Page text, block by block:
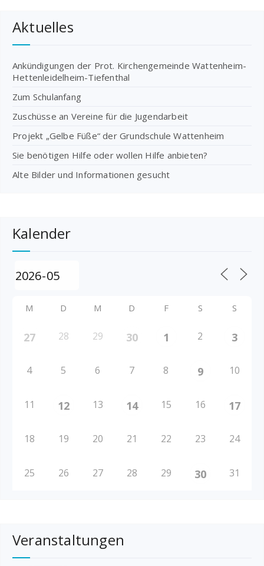
Aktuelles
Ankündigungen der Prot. Kirchengemeinde Wattenheim-
Hettenleidelheim-Tiefenthal
Zum Schulanfang
Zuschüsse an Vereine für die Jugendarbeit
Projekt „Gelbe Füße“ der Grundschule Wattenheim
Sie benötigen Hilfe oder wollen Hilfe anbieten?
Alte Bilder und Informationen gesucht
Kalender
M D M D F S S
27 28 29 30 1 2 3
4 5 6 7 8 9 10
11 12 13 14 15 16 17
18 19 20 21 22 23 24
25 26 27 28 29 30 31
Veranstaltungen